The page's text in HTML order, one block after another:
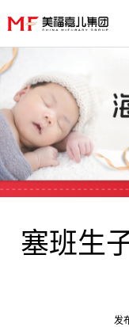
子
优
势
服
务
流
月
子
成
塞班生
发